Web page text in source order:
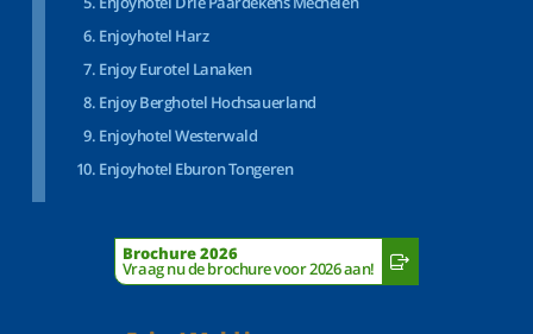
Enjoyhotel Harz
Enjoy Eurotel Lanaken
Enjoy Berghotel Hochsauerland
Enjoyhotel Westerwald
Enjoyhotel Eburon Tongeren
Brochure 2026
Vraag nu de brochure voor 2026 aan!